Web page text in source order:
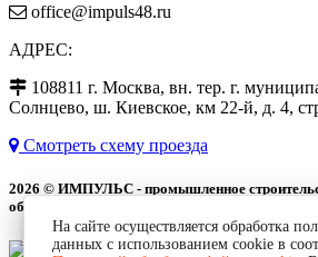
office@impuls48.ru
АДРЕС:
108811 г. Москва, вн. тер. г.
Солнцево, ш. Киевское, км 22-й, д. 4,
Смотреть схему проезда
2026 © ИМПУЛЬС - промышленное
оборудования
На сайте осуществляется обработка
данных с использованием cookie в